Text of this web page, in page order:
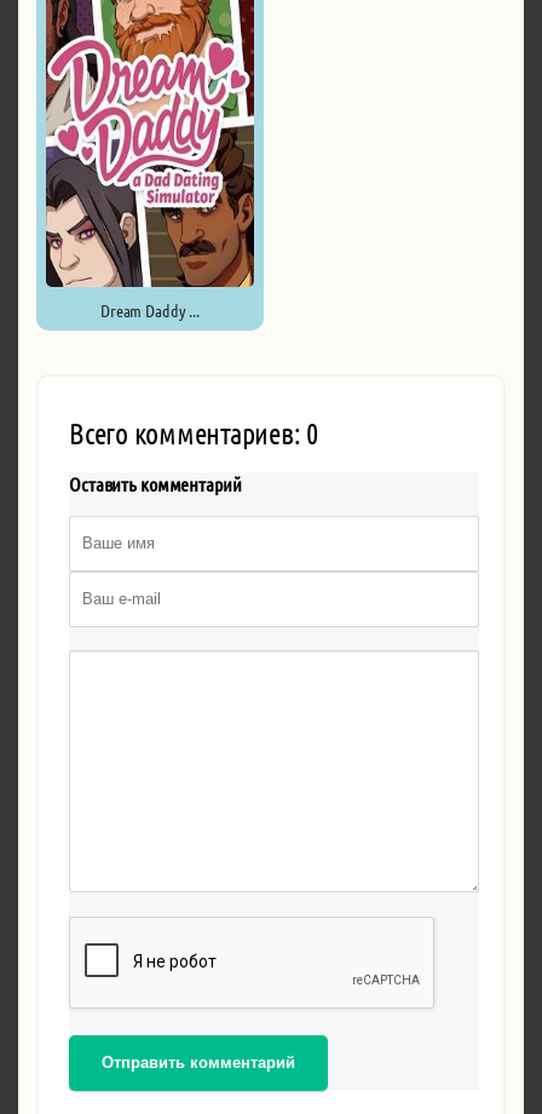
Dream Daddy ...
Всего комментариев: 0
Оставить комментарий
Отправить комментарий